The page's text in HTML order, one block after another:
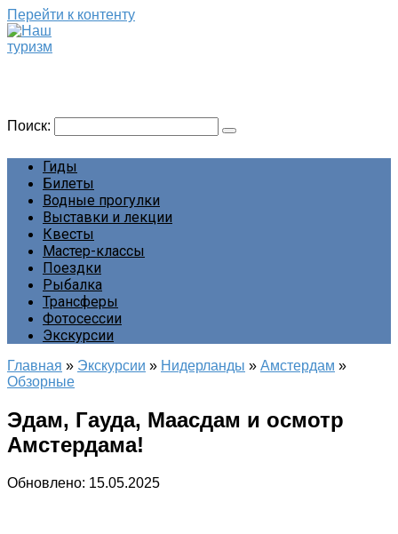
Перейти к контенту
Поиск:
Гиды
Билеты
Водные прогулки
Выставки и лекции
Квесты
Мастер-классы
Поездки
Рыбалка
Трансферы
Фотосессии
Экскурсии
Главная » Экскурсии » Нидерланды » Амстердам »
Обзорные
Эдам, Гауда, Маасдам и осмотр
Амстердама!
Обновлено: 15.05.2025